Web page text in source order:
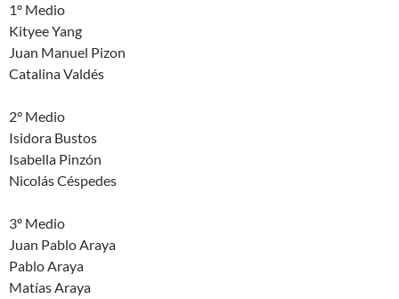
1º Medio
Kityee Yang
Juan Manuel Pizon
Catalina Valdés
2° Medio
Isidora Bustos
Isabella Pinzón
Nicolás Céspedes
3º Medio
Juan Pablo Araya
Pablo Araya
Matías Araya